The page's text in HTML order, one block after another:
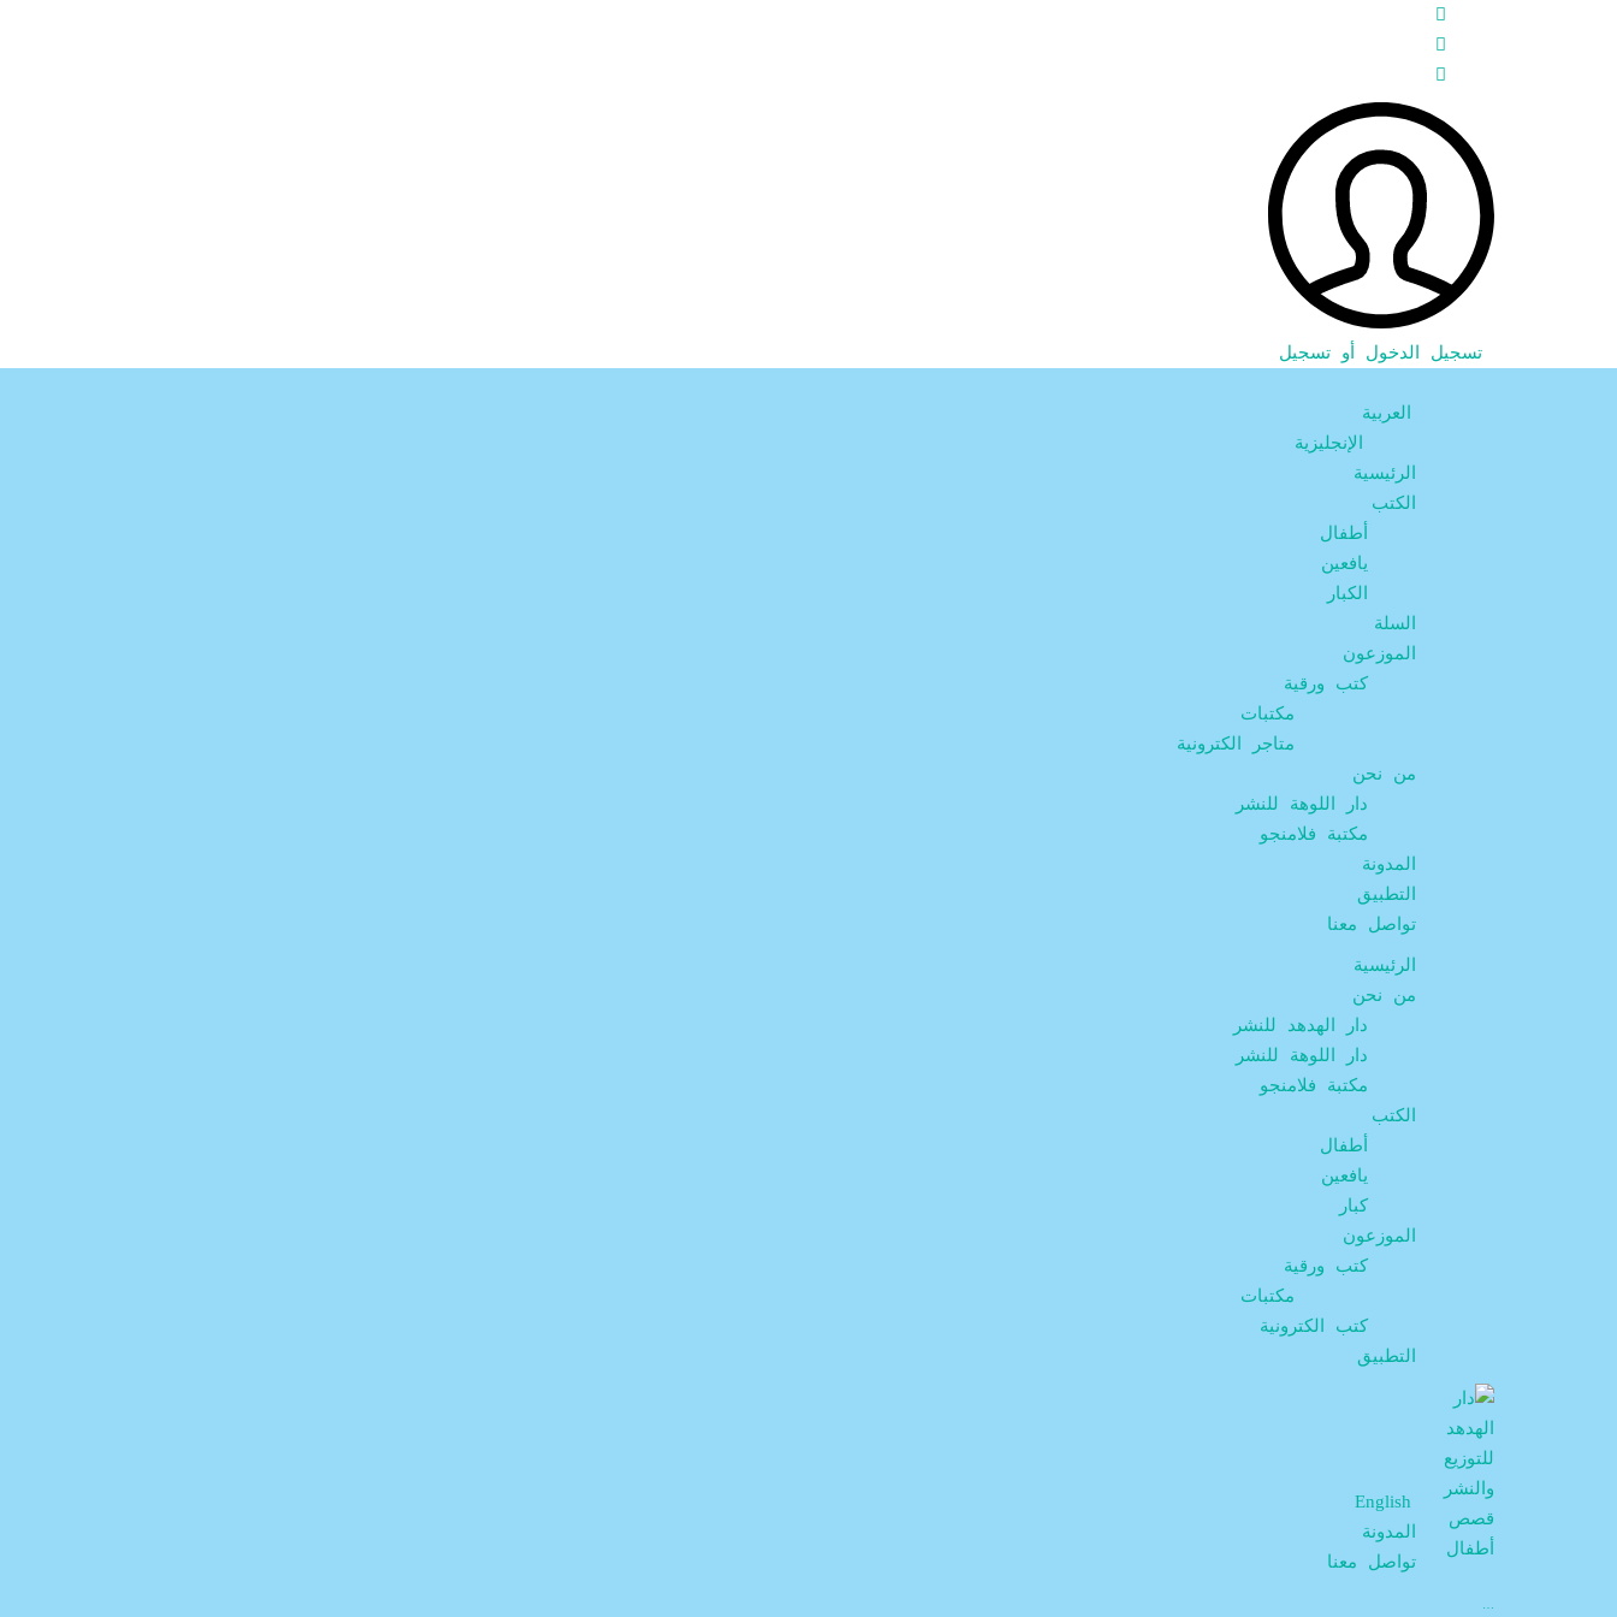
تسجيل الدخول أو تسجيل
العربية
الإنجليزية
الرئيسية
الكتب
أطفال
يافعين
الكبار
السلة
الموزعون
كتب ورقية
مكتبات
متاجر الكترونية
من نحن
دار اللوهة للنشر
مكتبة فلامنجو
المدونة
التطبيق
تواصل معنا
الرئيسية
من نحن
دار الهدهد للنشر
دار اللوهة للنشر
مكتبة فلامنجو
الكتب
أطفال
يافعين
كبار
الموزعون
كتب ورقية
مكتبات
كتب الكترونية
التطبيق
English
المدونة
تواصل معنا
…